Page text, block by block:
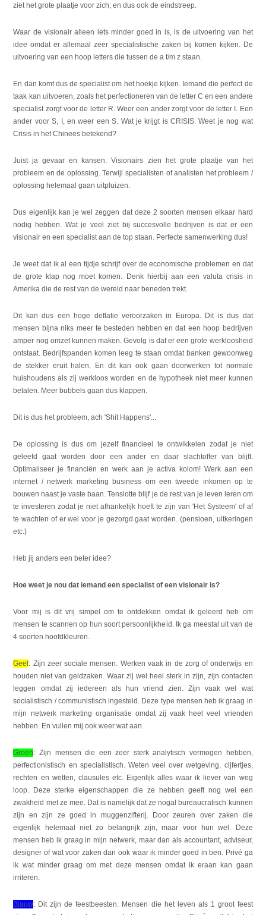
ziet het grote plaatje voor zich, en dus ook de eindstreep.
Waar de visionair alleen iets minder goed in is, is de uitvoering van het
idee omdat er allemaal zeer specialistische zaken bij komen kijken. De
uitvoering van een hoop letters die tussen de a t/m z staan.
En dan komt dus de specialist om het hoekje kijken. Iemand die perfect de
taak kan uitvoeren, zoals het perfectioneren van de letter C en een andere
specialist zorgt voor de letter R. Weer een ander zorgt voor de letter I. Een
ander voor S, I, en weer een S. Wat je krijgt is CRISIS. Weet je nog wat
Crisis in het Chinees betekend?
Juist ja gevaar en kansen. Visionairs zien het grote plaatje van het
probleem en de oplossing. Terwijl specialisten of analisten het probleem /
oplossing helemaal gaan uitpluizen.
Dus eigenlijk kan je wel zeggen dat deze 2 soorten mensen elkaar hard
nodig hebben. Wat je veel ziet bij succesvolle bedrijven is dat er een
visionair en een specialist aan de top staan. Perfecte samenwerking dus!
Je weet dat ik al een tijdje schrijf over de economische problemen en dat
de grote klap nog moet komen. Denk hierbij aan een valuta crisis in
Amerika die de rest van de wereld naar beneden trekt.
Dit kan dus een hoge deflatie veroorzaken in Europa. Dit is dus dat
mensen bijna niks meer te besteden hebben en dat een hoop bedrijven
amper nog omzet kunnen maken. Gevolg is dat er een grote werkloosheid
ontstaat. Bedrijfspanden komen leeg te staan omdat banken gewoonweg
de stekker eruit halen. En dit kan ook gaan doorwerken tot normale
huishoudens als zij werkloos worden en de hypotheek niet meer kunnen
betalen. Meer bubbels gaan dus klappen.
Dit is dus het probleem, ach 'Shit Happens'...
De oplossing is dus om jezelf financieel te ontwikkelen zodat je niet
geleefd gaat worden door een ander en daar slachtoffer van blijft.
Optimaliseer je financiën en werk aan je activa kolom! Werk aan een
internet / netwerk marketing business om een tweede inkomen op te
bouwen naast je vaste baan. Tenslotte blijf je de rest van je leven leren om
te investeren zodat je niet afhankelijk hoeft te zijn van 'Het Systeem' of af
te wachten of er wel voor je gezorgd gaat worden. (pensioen, uitkeringen
etc.)
Heb jij anders een beter idee?
Hoe weet je nou dat iemand een specialist of een visionair is?
Voor mij is dit vrij simpel om te ontdekken omdat ik geleerd heb om
mensen te scannen op hun soort persoonlijkheid. Ik ga meestal uit van de
4 soorten hoofdkleuren.
Geel: Zijn zeer sociale mensen. Werken vaak in de zorg of onderwijs en
houden niet van geldzaken. Waar zij wel heel sterk in zijn, zijn contacten
leggen omdat zij iedereen als hun vriend zien. Zijn vaak wel wat
socialistisch / communistisch ingesteld. Deze type mensen heb ik graag in
mijn netwerk marketing organisatie omdat zij vaak heel veel vrienden
hebben. En vullen mij ook weer wat aan.
Groen: Zijn mensen die een zeer sterk analytisch vermogen hebben,
perfectionistisch en specialistisch. Weten veel over wetgeving, cijfertjes,
rechten en wetten, clausules etc. Eigenlijk alles waar ik liever van weg
loop. Deze sterke eigenschappen die ze hebben geeft nog wel een
zwakheid met ze mee. Dat is namelijk dat ze nogal bureaucratisch kunnen
zijn en zijn ze goed in muggenzifterij. Door zeuren over zaken die
eigenlijk helemaal niet zo belangrijk zijn, maar voor hun wel. Deze
mensen heb ik graag in mijn netwerk, maar dan als accountant, adviseur,
designer of wat voor zaken dan ook waar ik minder goed in ben. Privé ga
ik wat minder graag om met deze mensen omdat ik eraan kan gaan
irriteren.
Blauw: Dit zijn de feestbeesten. Mensen die het leven als 1 groot feest